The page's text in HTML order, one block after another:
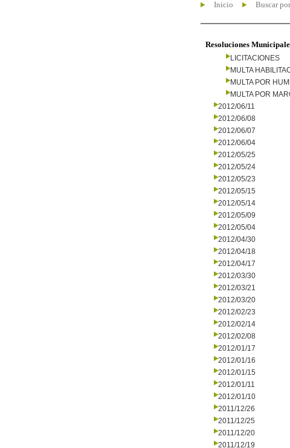
Inicio Buscar
Resoluciones
LICITACIONES
MULTA
MULTA POR
MULTA POR
2012/06/11
2012/06/08
2012/06/07
2012/06/04
2012/05/25
2012/05/24
2012/05/23
2012/05/15
2012/05/14
2012/05/09
2012/05/04
2012/04/30
2012/04/18
2012/04/17
2012/03/30
2012/03/21
2012/03/20
2012/02/23
2012/02/14
2012/02/08
2012/01/17
2012/01/16
2012/01/15
2012/01/11
2012/01/10
2011/12/26
2011/12/25
2011/12/20
2011/12/19